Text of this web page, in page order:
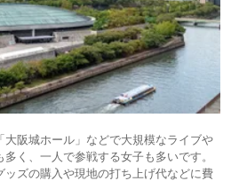
阪城ホール」などで大規模なライブや
く、一人で参戦する女子も多いです。
ズの購入や現地の打ち上げ代などに費